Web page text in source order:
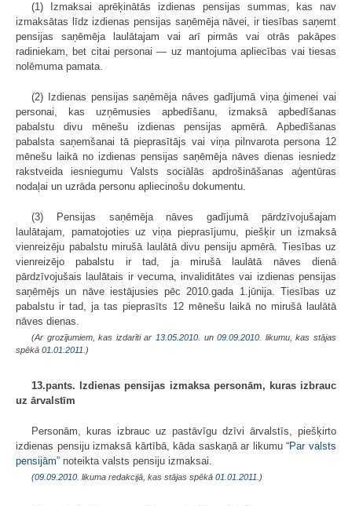
(1) Izmaksai aprēķinātās izdienas pensijas summas, kas nav
izmaksātas līdz izdienas pensijas saņēmēja nāvei, ir tiesības saņemt
pensijas saņēmēja laulātajam vai arī pirmās vai otrās pakāpes
radiniekam, bet citai personai — uz mantojuma apliecības vai tiesas
nolēmuma pamata.
(2) Izdienas pensijas saņēmēja nāves gadījumā viņa ģimenei vai
personai, kas uzņēmusies apbedīšanu, izmaksā apbedīšanas
pabalstu divu mēnešu izdienas pensijas apmērā. Apbedīšanas
pabalsta saņemšanai tā pieprasītājs vai viņa pilnvarota persona 12
mēnešu laikā no izdienas pensijas saņēmēja nāves dienas iesniedz
rakstveida iesniegumu Valsts sociālās apdrošināšanas aģentūras
nodaļai un uzrāda personu apliecinošu dokumentu.
(3) Pensijas saņēmēja nāves gadījumā pārdzīvojušajam
laulātajam, pamatojoties uz viņa pieprasījumu, piešķir un izmaksā
vienreizēju pabalstu mirušā laulātā divu pensiju apmērā. Tiesības uz
vienreizējo pabalstu ir tad, ja mirušā laulātā nāves dienā
pārdzīvojušais laulātais ir vecuma, invaliditātes vai izdienas pensijas
saņēmējs un nāve iestājusies pēc 2010.gada 1.jūnija. Tiesības uz
pabalstu ir tad, ja tas pieprasīts 12 mēnešu laikā no mirušā laulātā
nāves dienas.
(Ar grozījumiem, kas izdarīti ar 13.05.2010. un09.09.2010. likumu, kas stājas
spēkā 01.01.2011.)
13.pants. Izdienas pensijas izmaksa personām, kuras izbrauc
uz ārvalstīm
Personām, kuras izbrauc uz pastāvīgu dzīvi ārvalstīs, piešķirto
izdienas pensiju izmaksā kārtībā, kāda saskaņā ar likumu “Par valsts
pensijām” noteikta valsts pensiju izmaksai.
(09.09.2010. likuma redakcijā, kas stājas spēkā 01.01.2011.)